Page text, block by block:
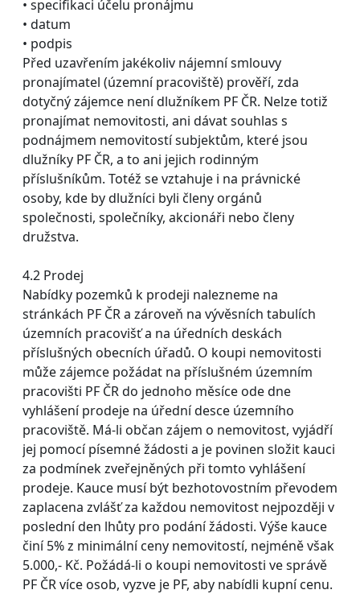
• specifikaci účelu pronájmu
• datum
• podpis
Před uzavřením jakékoliv nájemní smlouvy
pronajímatel (územní pracoviště) prověří, zda
dotyčný zájemce není dlužníkem PF ČR. Nelze totiž
pronajímat nemovitosti, ani dávat souhlas s
podnájmem nemovitostí subjektům, které jsou
dlužníky PF ČR, a to ani jejich rodinným
příslušníkům. Totéž se vztahuje i na právnické
osoby, kde by dlužníci byli členy orgánů
společnosti, společníky, akcionáři nebo členy
družstva.
4.2 Prodej
Nabídky pozemků k prodeji nalezneme na
stránkách PF ČR a zároveň na vývěsních tabulích
územních pracovišť a na úředních deskách
příslušných obecních úřadů. O koupi nemovitosti
může zájemce požádat na příslušném územním
pracovišti PF ČR do jednoho měsíce ode dne
vyhlášení prodeje na úřední desce územního
pracoviště. Má-li občan zájem o nemovitost, vyjádří
jej pomocí písemné žádosti a je povinen složit kauci
za podmínek zveřejněných při tomto vyhlášení
prodeje. Kauce musí být bezhotovostním převodem
zaplacena zvlášť za každou nemovitost nejpozději v
poslední den lhůty pro podání žádosti. Výše kauce
činí 5% z minimální ceny nemovitostí, nejméně však
5.000,- Kč. Požádá-li o koupi nemovitosti ve správě
PF ČR více osob, vyzve je PF, aby nabídli kupní cenu.